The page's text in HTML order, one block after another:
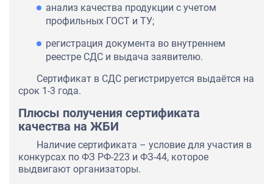
анализ качества продукции с учетом
профильных ГОСТ и ТУ;
регистрация документа во внутреннем
реестре СДС и выдача заявителю.
Сертификат в СДС регистрируется выдаётся на
срок 1-3 года.
Плюсы получения сертификата
качества на ЖБИ
Наличие сертификата – условие для участия в
конкурсах по ФЗ РФ-223 и ФЗ-44, которое
выдвигают организаторы.